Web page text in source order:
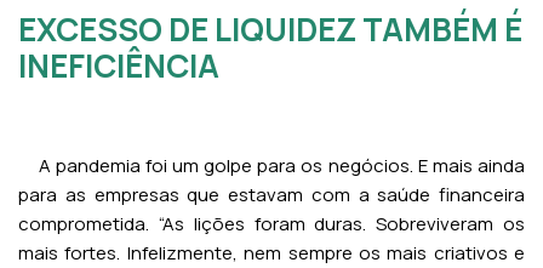
EXCESSO DE LIQUIDEZ TAMBÉM É
INEFICIÊNCIA
A pandemia foi um golpe para os negócios. E mais ainda
para as empresas que estavam com a saúde financeira
comprometida. “As lições foram duras. Sobreviveram os
mais fortes. Infelizmente, nem sempre os mais criativos e